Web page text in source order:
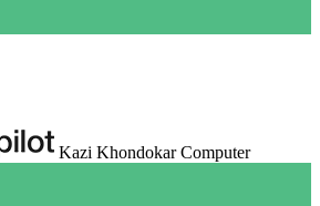
Kazi Khondokar Computer